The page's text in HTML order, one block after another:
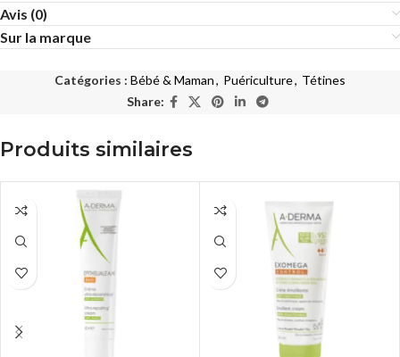
Avis (0)
Sur la marque
Catégories : Bébé & Maman, Puériculture, Tétines
Share:
Produits similaires